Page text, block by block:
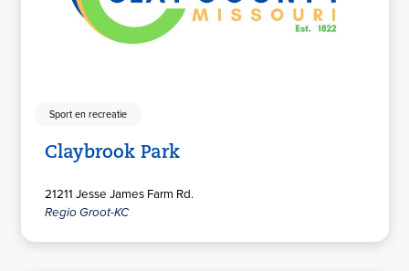
Sport en recreatie
Claybrook Park
21211 Jesse James Farm Rd.
Regio Groot-KC